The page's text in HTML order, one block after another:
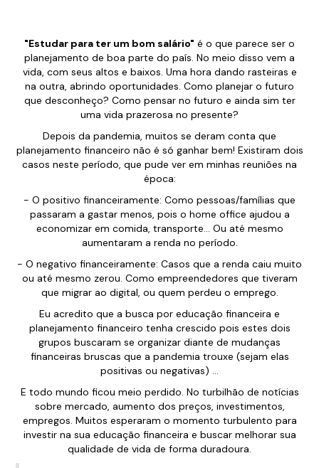
"Estudar para ter um bom salário" é o que parece ser o
planejamento de boa parte do país. No meio disso vem a
vida, com seus altos e baixos. Uma hora dando rasteiras e
na outra, abrindo oportunidades. Como planejar o futuro
que desconheço? Como pensar no futuro e ainda sim ter
uma vida prazerosa no presente?
Depois da pandemia, muitos se deram conta que
planejamento financeiro não é só ganhar bem! Existiram dois
casos neste período, que pude ver em minhas reuniões na
época:
- O positivo financeiramente: Como pessoas/famílias que
passaram a gastar menos, pois o home office ajudou a
economizar em comida, transporte... Ou até mesmo
aumentaram a renda no período.
- O negativo financeiramente: Casos que a renda caiu muito
ou até mesmo zerou. Como empreendedores que tiveram
que migrar ao digital, ou quem perdeu o emprego.
Eu acredito que a busca por educação financeira e
planejamento financeiro tenha crescido pois estes dois
grupos buscaram se organizar diante de mudanças
financeiras bruscas que a pandemia trouxe (sejam elas
positivas ou negativas) ...
E todo mundo ficou meio perdido. No turbilhão de notícias
sobre mercado, aumento dos preços, investimentos,
empregos. Muitos esperaram o momento turbulento para
investir na sua educação financeira e buscar melhorar sua
qualidade de vida de forma duradoura.